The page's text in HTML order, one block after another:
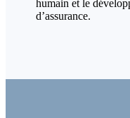
humain et le
d’assurance.